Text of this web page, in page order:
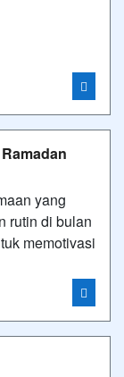
yang
rutin di bulan
memotivasi